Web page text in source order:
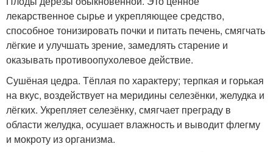
лекарственное сырье и укрепляющее средство,
способное тонизировать почки и питать печень, смягчать
лёгкие и улучшать зрение, замедлять старение и
оказывать противоопухолевое действие.
Сушёная цедра. Тёплая по характеру; терпкая и горькая
на вкус, воздействует на меридины селезёнки, желудка и
лёгких. Укрепляет селезёнку, смягчает преграду в
области желудка, осушает влажность и выводит флегму
и мокроту из организма.